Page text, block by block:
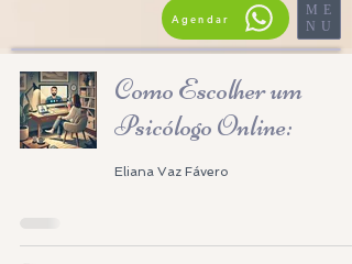
ME
NU
Agendar
Como Escolher um
Psicólogo Online:
Eliana Vaz Fávero